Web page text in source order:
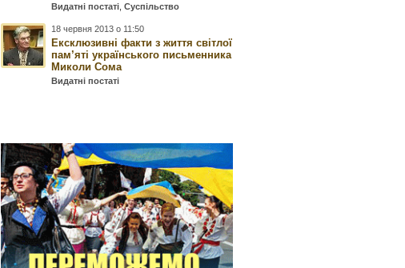
Видатні постаті ,Суспільство
18 червня 2013 о 11:50
Ексклюзивні факти з життя світлої
пам’яті українського письменника
Миколи Сома
Видатні постаті